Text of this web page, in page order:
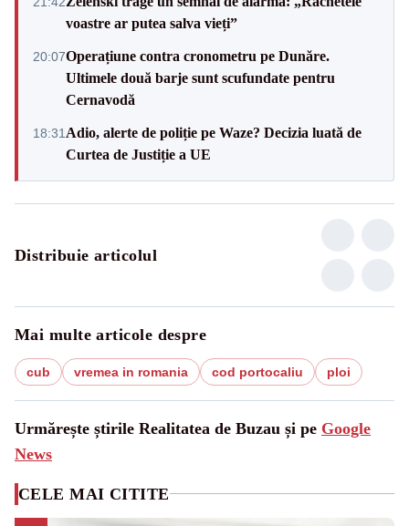
voastre ar putea salva vieți”
20:07Operațiune contra cronometru pe Dunăre.
Ultimele două barje sunt scufundate pentru
Cernavodă
18:31 Adio, alerte de poliție pe Waze? Decizia luată de
Curtea de Justiție a UE
Distribuie articolul
Mai multe articole despre
cub vremea in romania cod portocaliu ploi
Urmărește știrile Realitatea de Buzau și pe Google
News
CELE MAI CITITE